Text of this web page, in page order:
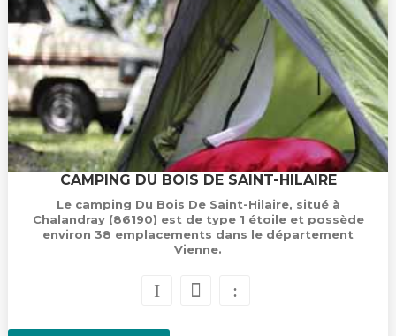
CAMPING DU BOIS DE SAINT-HILAIRE
Le camping Du Bois De Saint-Hilaire, situé à
Chalandray (86190) est de type 1 étoile et possède
environ 38 emplacements dans le département
Vienne.